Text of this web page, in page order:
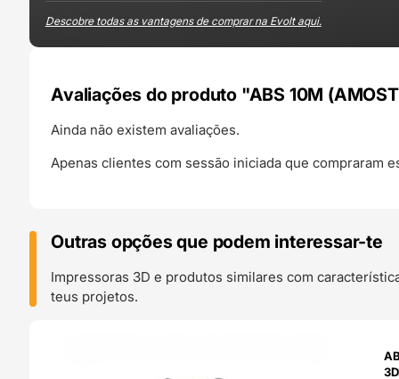
Descobre todas as vantagens de comprar na Evolt aqui.
Avaliações do produto "ABS 10M
Ainda não existem avaliações.
Apenas clientes com sessão iniciada que compraram
Outras opções que podem interessar-te
Impressoras 3D e produtos similares com
teus projetos.